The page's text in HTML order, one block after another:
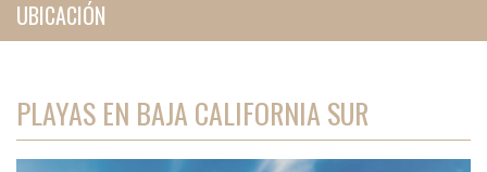
UBICACIÓN
PLAYAS EN BAJA CALIFORNIA SUR